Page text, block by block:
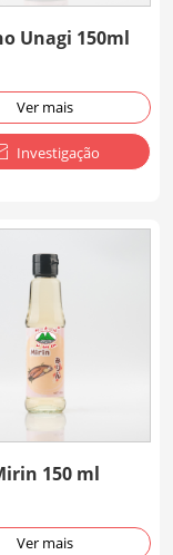
Unagi 150ml
Ver mais
Investigação
150 ml
Ver mais